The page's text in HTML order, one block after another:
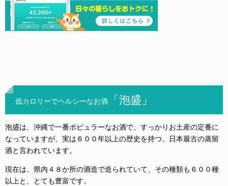
低カロリーでヘルシーなお酒 「泡盛」
泡盛は、沖縄で一番ポピュラーなお酒で、すっかりお土産の定番に
なっていますが、実は６００年以上の歴史を持つ、日本最古の蒸留
酒と言われています。
現在は、県内４８か所の酒造で造られていて、その種類も６００種
以上と、とても豊富です。